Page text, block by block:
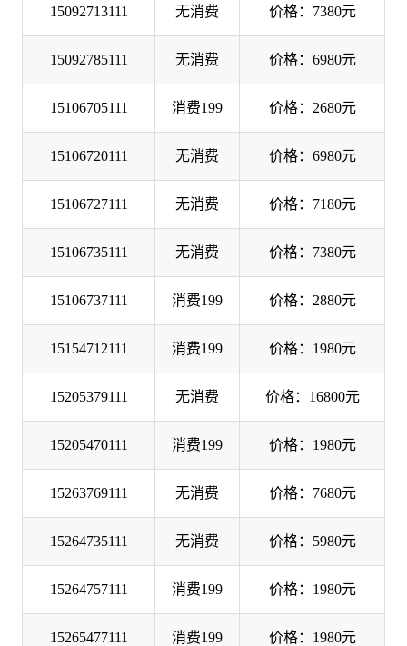
15092713111 无消费 价格：7380元
15092785111 无消费 价格：6980元
15106705111 消费199 价格：2680元
15106720111 无消费 价格：6980元
15106727111 无消费 价格：7180元
15106735111 无消费 价格：7380元
15106737111 消费199 价格：2880元
15154712111 消费199 价格：1980元
15205379111 无消费 价格：16800元
15205470111 消费199 价格：1980元
15263769111 无消费 价格：7680元
15264735111 无消费 价格：5980元
15264757111 消费199 价格：1980元
15265477111 消费199 价格：1980元